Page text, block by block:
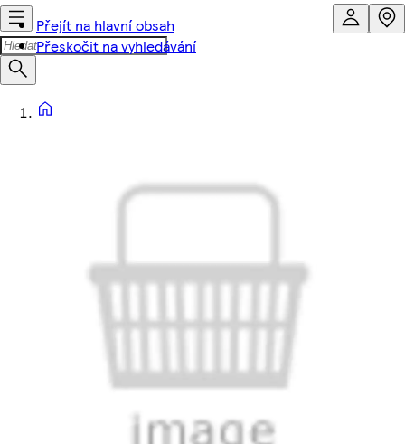
Přejít na hlavní obsah
Přeskočit na vyhledávání